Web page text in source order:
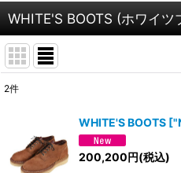
WHITE'S BOOTS (ホワイツ
並び順:
2件
WHITE'S BOOTS [
200,200円(税込)